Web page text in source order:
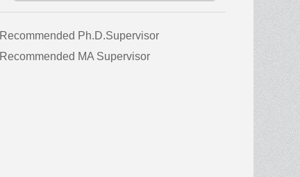
Recommended Ph.D.Supervisor
Recommended MA Supervisor